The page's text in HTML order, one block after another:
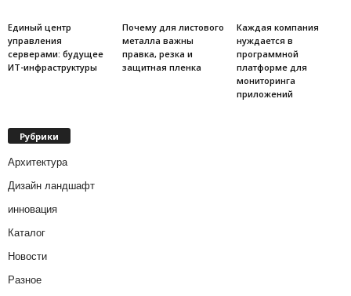
Единый центр
управления
серверами: будущее
ИТ-инфраструктуры
Почему для листового
металла важны
правка, резка и
защитная пленка
Каждая компания
нуждается в
программной
платформе для
мониторинга
приложений
Рубрики
Архитектура
Дизайн ландшафт
инновация
Каталог
Новости
Разное